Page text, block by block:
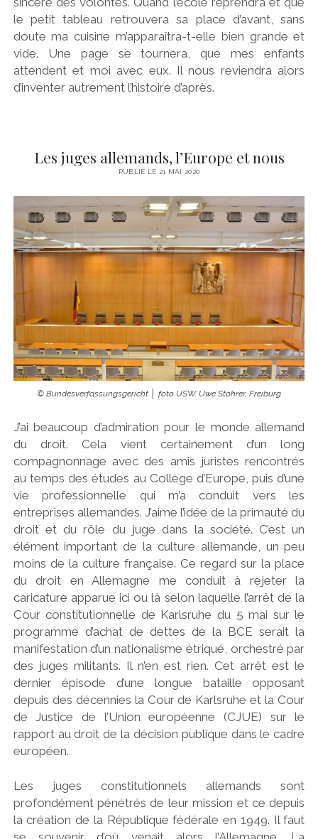
le petit tableau retrouvera sa place d’avant, sans
doute ma cuisine m’apparaîtra-t-elle bien grande et
vide. Une page se tournera, que mes enfants
attendent et moi avec eux. Il nous reviendra alors
d’inventer autrement l’histoire d’après.
Les juges allemands, l’Europe et nous
PUBLIÉ LE 21 MAI 2020
© Bundesverfassungsgericht │ foto USW. Uwe Stohrer, Freiburg
J’ai beaucoup d’admiration pour le monde allemand
du droit. Cela vient certainement d’un long
compagnonnage avec des amis juristes rencontrés
au temps des études au Collège d’Europe, puis d’une
vie professionnelle qui m’a conduit vers les
entreprises allemandes. J’aime l’idée de la primauté du
droit et du rôle du juge dans la société. C’est un
élément important de la culture allemande, un peu
moins de la culture française. Ce regard sur la place
du droit en Allemagne me conduit à rejeter la
caricature apparue ici ou là selon laquelle l’arrêt de la
Cour constitutionnelle de Karlsruhe du 5 mai sur le
programme d’achat de dettes de la BCE serait la
manifestation d’un nationalisme étriqué, orchestré par
des juges militants. Il n’en est rien. Cet arrêt est le
dernier épisode d’une longue bataille opposant
depuis des décennies la Cour de Karlsruhe et la Cour
de Justice de l’Union européenne (CJUE) sur le
rapport au droit de la décision publique dans le cadre
européen.
Les juges constitutionnels allemands sont
profondément pénétrés de leur mission et ce depuis
la création de la République fédérale en 1949. Il faut